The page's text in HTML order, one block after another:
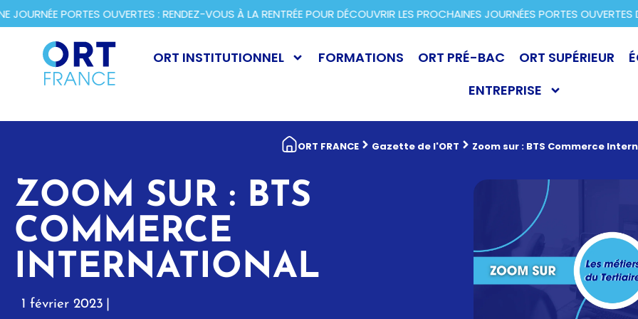
PORTES OUVERTES : RENDEZ-VOUS À LA RENTRÉE POUR DÉCOUVRIR LES PROCHAINES JOURNÉES PORTES OUVERTES
ORT INSTITUTIONNEL FORMATIONS ORT PRÉ-BAC ORT SUPÉRIEUR
ENTREPRISE
ORT FRANCE Gazette de l'ORT Zoom sur : BTS Commerce
ZOOM SUR : BTS
COMMERCE
INTERNATIONAL
1 février 2023